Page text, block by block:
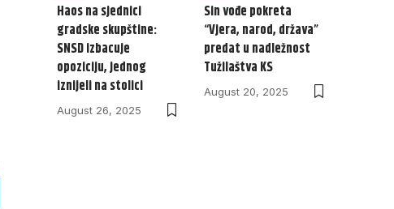
Haos na sjednici
gradske skupštine:
SNSD izbacuje
opoziciju, jednog
iznijeli na stolici
August 26, 2025
Sin vođe pokreta
“Vjera, narod, država”
predat u nadležnost
Tužilaštva KS
August 20, 2025